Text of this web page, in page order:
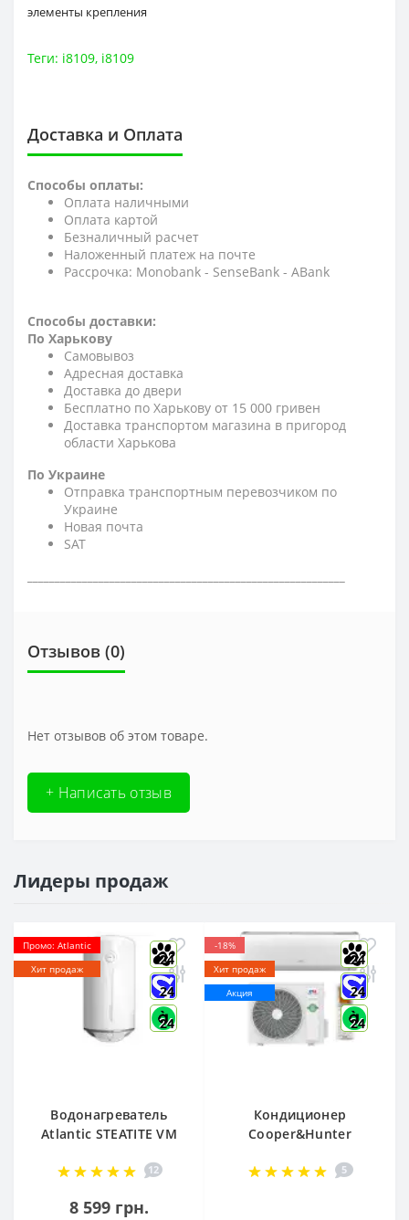
элементы крепления
Теги: i8109, i8109
Доставка и Оплата
Способы оплаты:
Оплата наличными
Оплата картой
Безналичный расчет
Наложенный платеж на почте
Рассрочка: Monobank - SenseBank - АBank
Способы доставки:
По Харькову
Самовывоз
Адресная доставка
Доставка до двери
Бесплатно по Харькову от 15 000 гривен
Доставка транспортом магазина в пригород
области Харькова
По Украине
Отправка транспортным перевозчиком по
Украине
Новая почта
SAT
Отзывов (0)
Нет отзывов об этом товаре.
+ Написать отзыв
Лидеры продаж
Промо: Atlantic
Хит продаж
24
24
24
Водонагреватель
Atlantic STEATITE VM
851188
12
8 599 грн.
-18%
Хит продаж
Акция
24
24
24
Кондиционер
Cooper&Hunter
S12FTXLA2-NG (WI-
5